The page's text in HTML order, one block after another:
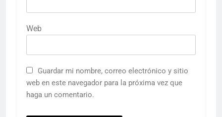
Web
Guardar mi nombre, correo electrónico y sitio
web en este navegador para la próxima vez que
haga un comentario.